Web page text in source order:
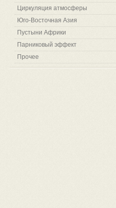
Циркуляция атмосферы
Юго-Восточная Азия
Пустыни Африки
Парниковый эффект
Прочее